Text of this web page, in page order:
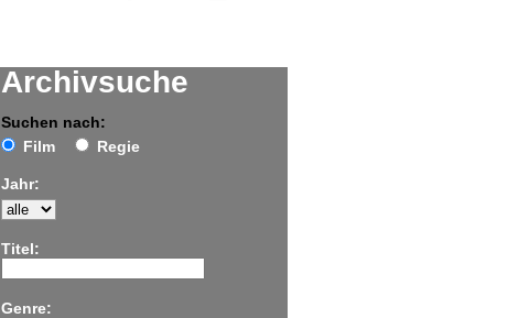
Archivsuche
Suchen nach:
Film
Regie
Jahr:
Titel:
Genre: